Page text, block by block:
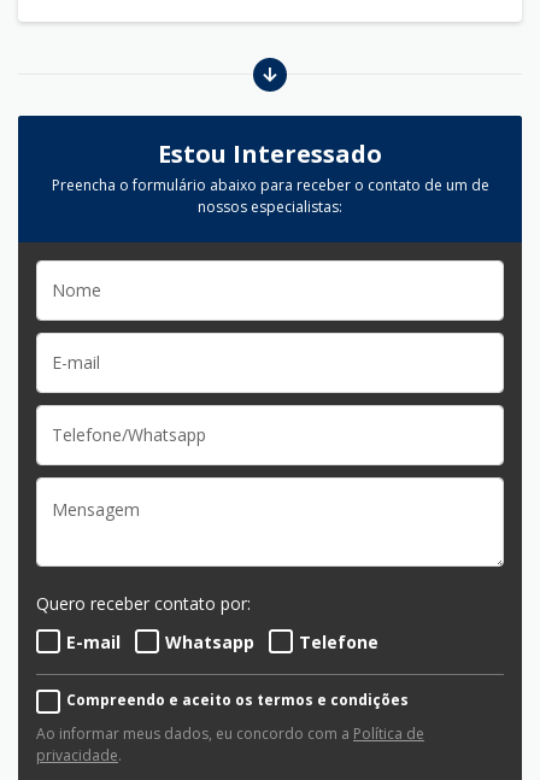
Estou Interessado
Preencha o formulário abaixo para receber o contato de um de
nossos especialistas:
Quero receber contato por:
E-mail
Whatsapp Telefone
Compreendo e aceito os termos e condições
Ao informar meus dados, eu concordo com a Política de
privacidade.